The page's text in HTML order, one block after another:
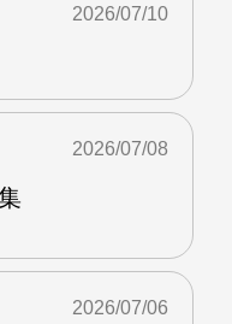
2026/07/10
2026/07/08
2026/07/06